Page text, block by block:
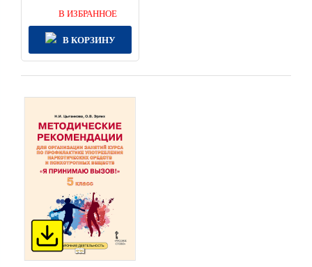
В ИЗБРАННОЕ
В КОРЗИНУ